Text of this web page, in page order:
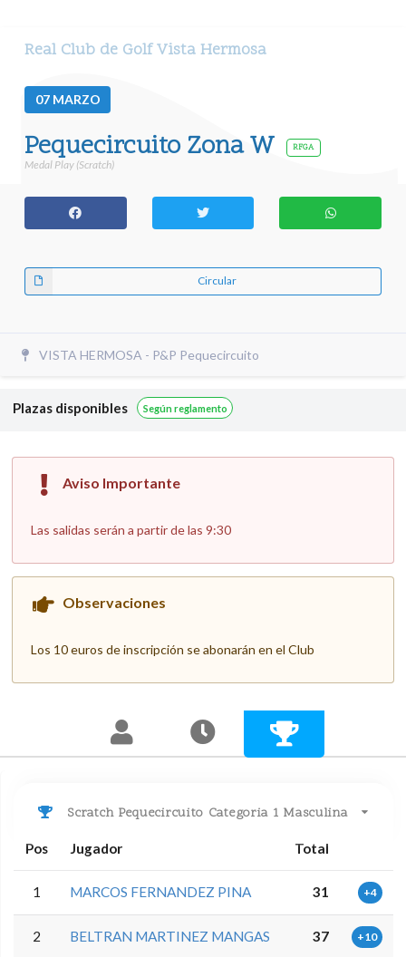
Real Club de Golf Vista Hermosa
07 MARZO
Pequecircuito Zona W RFGA
Medal Play (Scratch)
Circular
VISTA HERMOSA - P&P Pequecircuito
Plazas disponibles Según reglamento
Aviso Importante
Las salidas serán a partir de las 9:30
Observaciones
Los 10 euros de inscripción se abonarán en el Club
Scratch Pequecircuito Categoria 1 Masculina
Pos Jugador Total
1 MARCOS FERNANDEZ PINA 31 +4
2 BELTRAN MARTINEZ MANGAS 37 +10